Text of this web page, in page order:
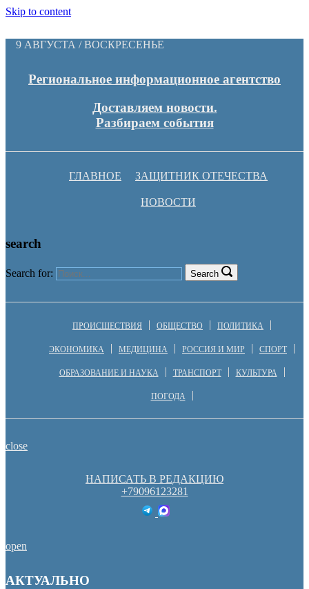
Skip to content
9 АВГУСТА / ВОСКРЕСЕНЬЕ
Региональное информационное агентство
Доставляем новости.
Разбираем события
ГЛАВНОЕ ЗАЩИТНИК ОТЕЧЕСТВА
НОВОСТИ
search
Search for: Search
ПРОИСШЕСТВИЯ ОБЩЕСТВО ПОЛИТИКА
ЭКОНОМИКА МЕДИЦИНА РОССИЯ И МИР СПОРТ
ОБРАЗОВАНИЕ И НАУКА ТРАНСПОРТ КУЛЬТУРА
ПОГОДА
close
НАПИСАТЬ В РЕДАКЦИЮ
+79096123281
open
АКТУАЛЬНО